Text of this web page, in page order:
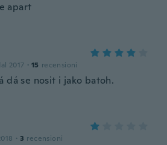
apart
2017 · 15 recensioni
dá se nosit i jako batoh.
· 3 recensioni